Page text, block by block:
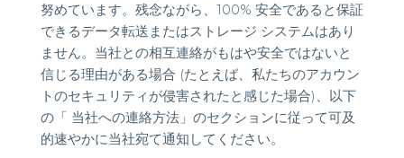
努めています。残念ながら、100% 安全であると保証
できるデータ転送またはストレージ システムはあり
ません。当社との相互連絡がもはや安全ではないと
信じる理由がある場合 (たとえば、私たちのアカウン
トのセキュリティが侵害されたと感じた場合)、以下
の「 当社への連絡方法」のセクションに従って可及
的速やかに当社宛て通知してください。